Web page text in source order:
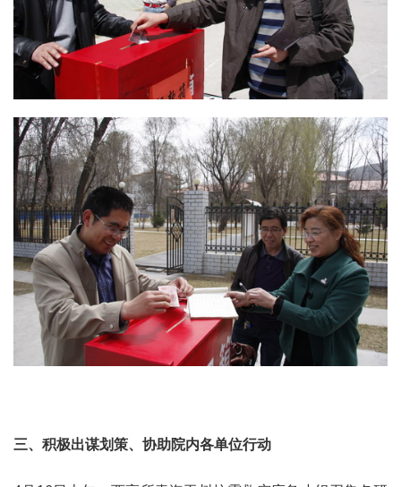
三、积极出谋划策、协助院内各单位行动